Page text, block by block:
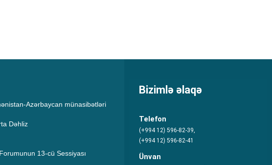
Azərbaycan münasibətləri
Dəhliz
13-cü Sessiyası
Bizimlə əlaqə
Telefon
(+994 12) 596-82-39,
(+994 12) 596-82-41
Ünvan